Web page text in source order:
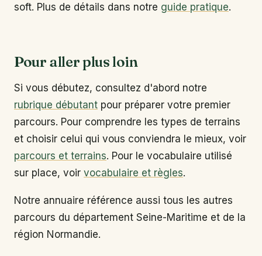
soft. Plus de détails dans notre guide pratique.
Pour aller plus loin
Si vous débutez, consultez d'abord notre
rubrique débutant pour préparer votre premier
parcours. Pour comprendre les types de terrains
et choisir celui qui vous conviendra le mieux, voir
parcours et terrains. Pour le vocabulaire utilisé
sur place, voir vocabulaire et règles.
Notre annuaire référence aussi tous les autres
parcours du département Seine-Maritime et de la
région Normandie.